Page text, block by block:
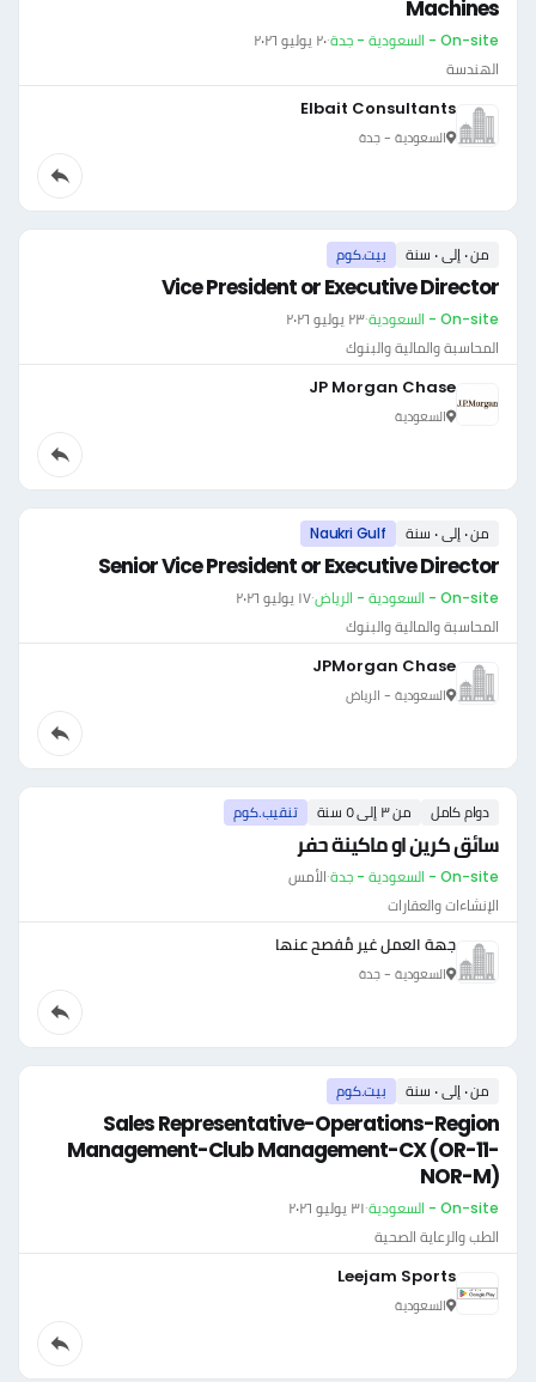
Machines
On-site - السعودية - جدة ·٢٠ يوليو ٢٠٢٦
الهندسة
Elbait Consultants
السعودية - جدة
من ٠ إلى ٠ سنة بيت.كوم
Vice President or Executive Director
On-site - السعودية ·٢٣ يوليو ٢٠٢٦
المحاسبة والمالية والبنوك
JP Morgan Chase
السعودية
من ٠ إلى ٠ سنة Naukri Gulf
Senior Vice President or Executive Director
On-site - السعودية - الرياض ·١٧ يوليو ٢٠٢٦
المحاسبة والمالية والبنوك
JPMorgan Chase
السعودية - الرياض
دوام كامل من ٣ إلى ٥ سنة تنقيب.كوم
سائق كرين او ماكينة حفر
On-site - السعودية - جدة ·الأمس
الإنشاءات والعقارات
جهة العمل غير مُفصح عنها
السعودية - جدة
من ٠ إلى ٠ سنة بيت.كوم
Sales Representative-Operations-Region
Management-Club Management-CX (OR-11-
NOR-M)
On-site - السعودية ·٣١ يوليو ٢٠٢٦
الطب والرعاية الصحية
Leejam Sports
السعودية